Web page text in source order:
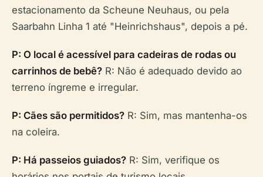
estacionamento da Scheune Neuhaus, ou pela
Saarbahn Linha 1 até "Heinrichshaus", depois a pé.
P: O local é acessível para cadeiras de rodas ou
carrinhos de bebê? R: Não é adequado devido ao
terreno íngreme e irregular.
P: Cães são permitidos? R: Sim, mas mantenha-os
na coleira.
P: Há passeios guiados? R: Sim, verifique os